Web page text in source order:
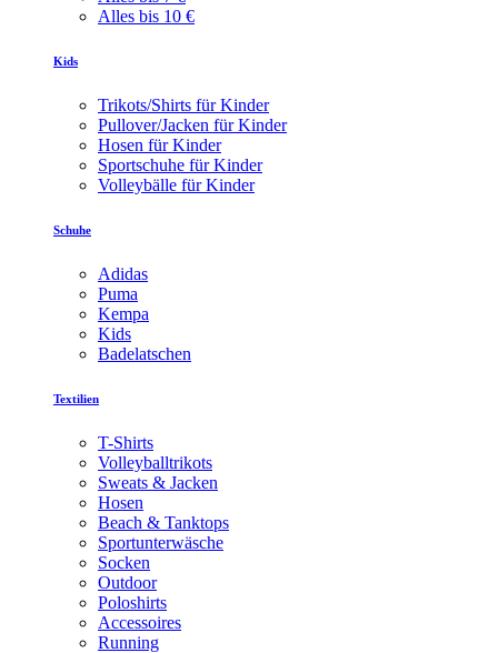
Alles bis 10 €
Kids
Trikots/Shirts für Kinder
Pullover/Jacken für Kinder
Hosen für Kinder
Sportschuhe für Kinder
Volleybälle für Kinder
Schuhe
Adidas
Puma
Kempa
Kids
Badelatschen
Textilien
T-Shirts
Volleyballtrikots
Sweats & Jacken
Hosen
Beach & Tanktops
Sportunterwäsche
Socken
Outdoor
Poloshirts
Accessoires
Running